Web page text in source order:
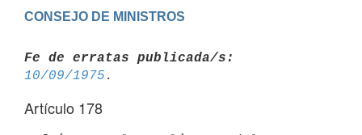
CONSEJO DE MINISTROS
Fe de erratas publicada/s:
10/09/1975
Artículo 178